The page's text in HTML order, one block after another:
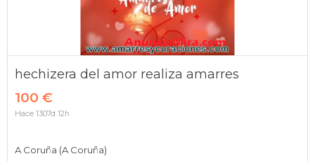
hechizera del amor realiza amarres
100 €
A Coruña (A Coruña)
Hace 1307d 12h